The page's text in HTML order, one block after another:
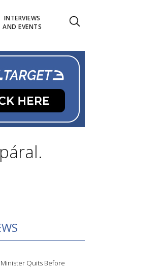
INTERVIEWS
AND EVENTS
Quits Before